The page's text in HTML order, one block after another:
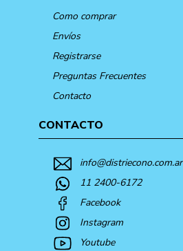
Como comprar
Envíos
Registrarse
Preguntas Frecuentes
Contacto
CONTACTO
info@distriecono.com.ar
11 2400-6172
Facebook
Instagram
Youtube